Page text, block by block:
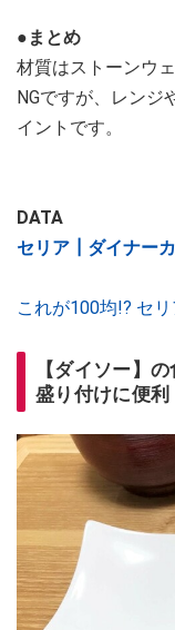
●まとめ
材質はストーンウ
NGですが、レンジ
イントです。
DATA
セリア┃ダイナー
これが100均!? セ
【ダイソー】
盛り付けに便利